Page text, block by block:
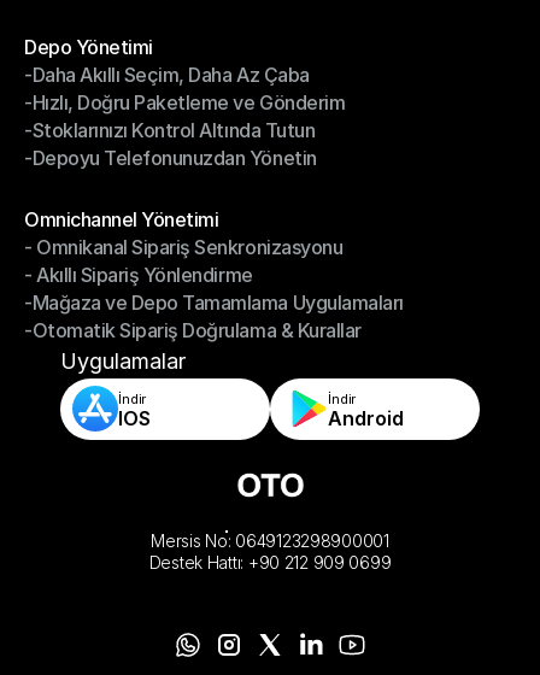
Depo Yönetimi
Depo Yönetimi
-Daha Akıllı Seçim, Daha Az Çaba
-Daha Akıllı Seçim, Daha Az Çaba
-Hızlı, Doğru Paketleme ve Gönderim
-Hızlı, Doğru Paketleme ve Gönderim
-Stoklarınızı Kontrol Altında Tutun
-Stoklarınızı Kontrol Altında Tutun
-Depoyu Telefonunuzdan Yönetin
Omnichannel Yönetimi
Omnichannel Yönetimi
- Omnikanal Sipariş Senkronizasyonu
- Omnikanal Sipariş Senkronizasyonu
- Akıllı Sipariş Yönlendirme
- Akıllı Sipariş Yönlendirme
-Mağaza ve Depo Tamamlama Uygulamaları
-Mağaza ve Depo Tamamlama Uygulamaları
-Otomatik Sipariş Doğrulama & Kurallar
-Otomatik Sipariş Doğrulama & Kurallar
Uygulamalar
İndir
IOS
İndir
Android
Mersis No: 0649123298900001
Destek Hattı: +90 212 909 0699